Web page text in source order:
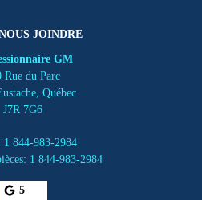
JOINDRE
GM
Rue du Parc
, Québec
J7R 7G6
1 844-983-2984
1 844-983-2984
5